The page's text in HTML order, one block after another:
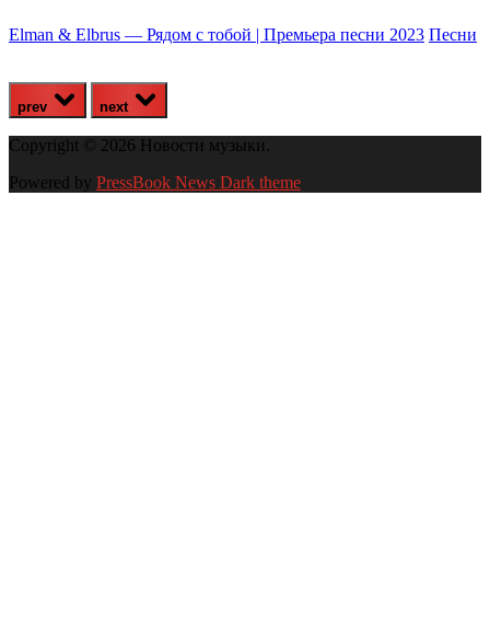
Elman & Elbrus — Рядом с тобой | Премьера песни 2023 Песни
prev next
Copyright © 2026 Новости музыки.
Powered by PressBook News Dark theme